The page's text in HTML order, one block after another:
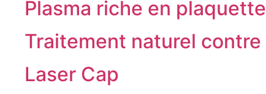
Plasma riche en
Traitement naturel
Laser Cap